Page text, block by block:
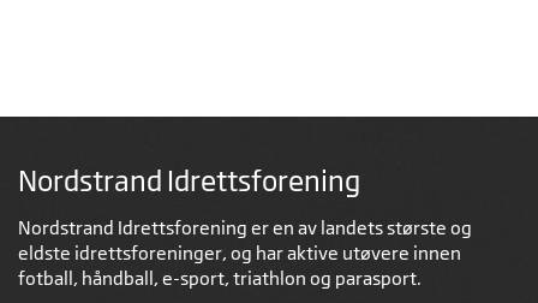
Nordstrand Idrettsforening
Nordstrand Idrettsforening er en av landets største og
eldste idrettsforeninger, og har aktive utøvere innen
fotball, håndball, e-sport, triathlon og parasport.